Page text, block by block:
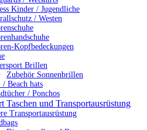
Kinder / Jugendliche
/ Westen
Kopfbedeckungen
Brillen
Zubehör Sonnenbrillen
/ Beach hats
/ Ponchos
Taschen und Transportausrüstung
Transportausrüstung